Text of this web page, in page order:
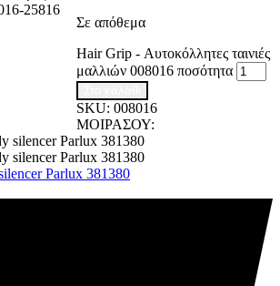
Σε απόθεμα
Ηair Grip - Αυτοκόλλητες ταινιές
μαλλιών 008016 ποσότητα
SKU: 008016
ΜΟΙΡΑΣΟΥ:
Parlux 381380